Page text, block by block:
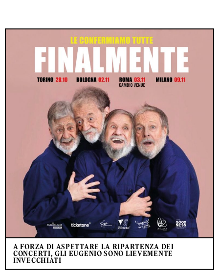
A FORZA DI ASPETTARE LA RIPARTENZA DEI
CONCERTI, GLI EUGENIO SONO LIEVEMENTE
INVECCHIATI